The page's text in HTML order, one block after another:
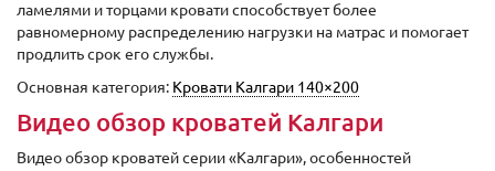
ламелями и торцами кровати способствует более
равномерному распределению нагрузки на матрас и помогает
продлить срок его службы.
Основная категория: Кровати Калгари 140×200
Видео обзор кроватей Калгари
Видео обзор кроватей серии «Калгари», особенностей